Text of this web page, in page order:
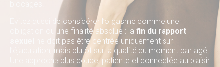
Évitez aussi de considérer l’orgasme comme une
obligation ou une finalité absolue : la fin du rapport
ne doit pas être centrée uniquement sur
l’éjaculation, mais plutôt sur la qualité du moment partagé.
Une approche plus douce, patiente et connectée au plaisir